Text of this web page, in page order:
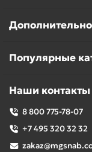
Дополнительно
Популярные
Наши контакты
8 800 775-78-07
+7 495 320 32 32